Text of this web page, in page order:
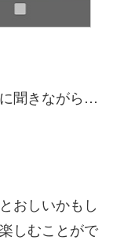
聞きながら…
おしいかもし
しむことがで